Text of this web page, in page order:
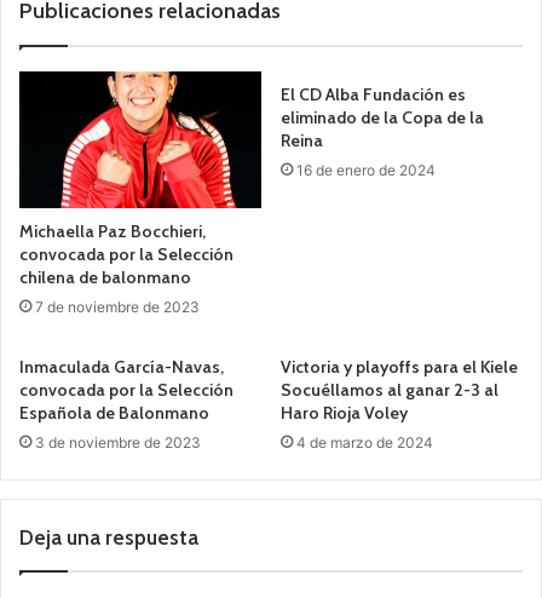
Publicaciones relacionadas
Michaella Paz Bocchieri,
convocada por la Selección
chilena de balonmano
7 de noviembre de 2023
El CD Alba Fundación es
eliminado de la Copa de la
Reina
16 de enero de 2024
Inmaculada García-Navas,
convocada por la Selección
Española de Balonmano
3 de noviembre de 2023
Victoria y playoffs para el Kiele
Socuéllamos al ganar 2-3 al
Haro Rioja Voley
4 de marzo de 2024
Deja una respuesta